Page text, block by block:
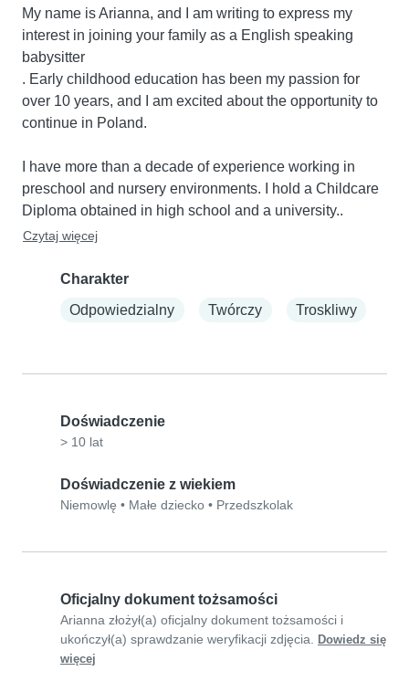
My name is Arianna, and I am writing to express my
interest in joining your family as a English speaking
babysitter
. Early childhood education has been my passion for
over 10 years, and I am excited about the opportunity to
continue in Poland.
I have more than a decade of experience working in
preschool and nursery environments. I hold a Childcare
Diploma obtained in high school and a university..
Czytaj więcej
Charakter
Odpowiedzialny
Twórczy Troskliwy
Doświadczenie
> 10 lat
Doświadczenie z wiekiem
Niemowlę • Małe dziecko • Przedszkolak
Oficjalny dokument tożsamości
Arianna złożył(a) oficjalny dokument tożsamości i
ukończył(a) sprawdzanie weryfikacji zdjęcia.
Dowiedz się
więcej